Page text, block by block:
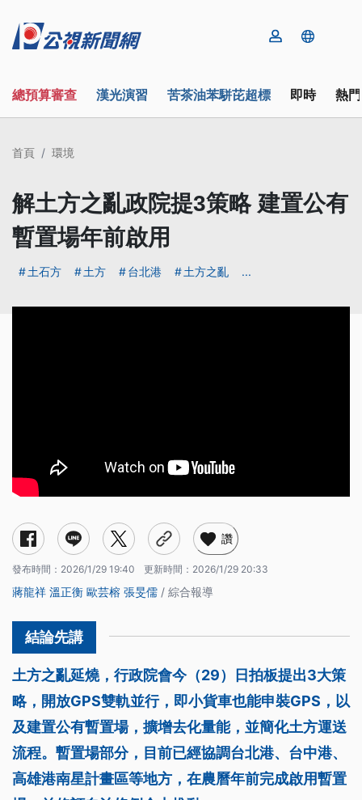
總預算審查 漢光演習 苦茶油苯駢芘超標 即時 熱
首頁 環境
解土方之亂政院提3策略 建置公有
暫置場年前啟用
土石方 土方 台北港 土方之亂 ...
讚
發布時間： 2026/1/29 19:40 更新時間： 2026/1/29 20:33
蔣龍祥 溫正衡 歐芸榕 張旻儒 / 綜合報導
土方之亂延燒，行政院會今（29）日拍板提出3大策
略，開放GPS雙軌並行，即小貨車也能申裝GPS，以
及建置公有暫置場，擴增去化量能，並簡化土方運送
流程。暫置場部分，目前已經協調台北港、台中港、
高雄港南星計畫區等地方，在農曆年前完成啟用暫置